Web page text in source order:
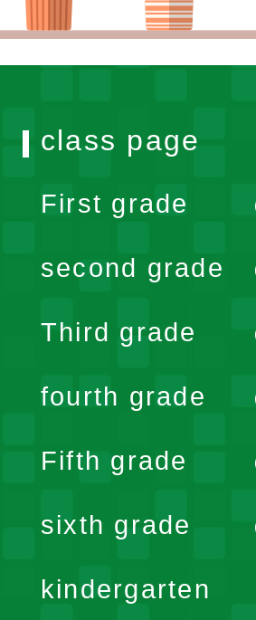
class page
First grade
second grade
Third grade
fourth grade
Fifth grade
sixth grade
kindergarten